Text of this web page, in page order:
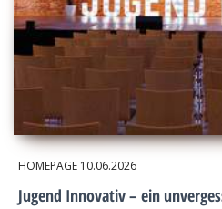
HOMEPAGE 10.06.2026
Jugend Innovativ – ein